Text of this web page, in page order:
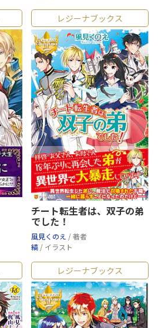
レジーナブックス
チート転生者は、双子の弟
でした！
風見くのえ / 著者
縞 / イラスト
レジーナブックス